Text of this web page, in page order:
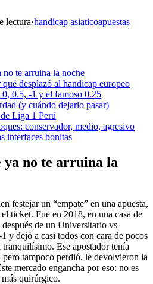
lectura·handicap asiaticoapuestas
no te arruina la noche
desplazó al handicap europeo
0.5, -1 y el famoso 0.25
(y cuándo dejarlo pasar)
Liga 1 Perú
conservador, medio, agresivo
interfaces bonitas
ya no te arruina la
festejar un “empate” en una apuesta,
ticket. Fue en 2018, en una casa de
de un Universitario vs
y dejó a casi todos con cara de pocos
Ese apostador tenía
tampoco perdió, le devolvieron la
mercado engancha por eso: no es
quirúrgico.